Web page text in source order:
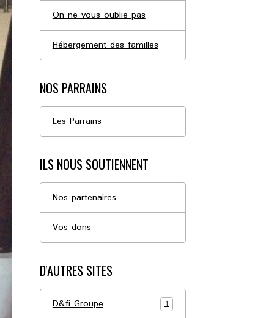
On ne vous oublie pas
Hébergement des familles
NOS PARRAINS
Les Parrains
ILS NOUS SOUTIENNENT
Nos partenaires
Vos dons
D'AUTRES SITES
D&fi Groupe 1